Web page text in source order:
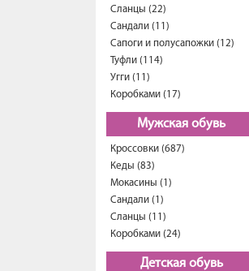
Сланцы (22)
Сандали (11)
Сапоги и полусапожки (12)
Туфли (114)
Угги (11)
Коробками (17)
Мужская обувь
Кроссовки (687)
Кеды (83)
Мокасины (1)
Сандали (1)
Сланцы (11)
Коробками (24)
Детская обувь